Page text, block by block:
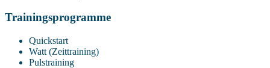
Trainingsprogramme
Quickstart
Watt (Zeittraining)
Pulstraining